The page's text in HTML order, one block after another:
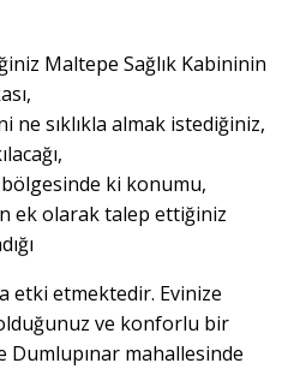
Maltepe Sağlık Kabininin
ne sıklıkla almak istediğiniz,
ki konumu,
ek olarak talep ettiğiniz
etki etmektedir. Evinize
ve konforlu bir
mahallesinde